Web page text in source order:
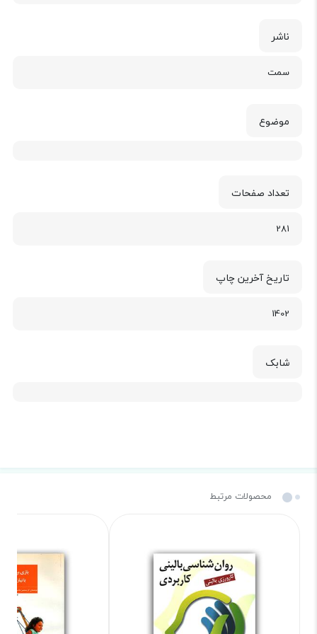
ناشر
سمت
موضوع
تعداد صفحات
281
تاریخ آخرین چاپ
1402
شابک
محصولات مرتبط